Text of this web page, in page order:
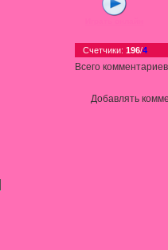
Счетчики: 196/4
Всего комментариев
Добавлять